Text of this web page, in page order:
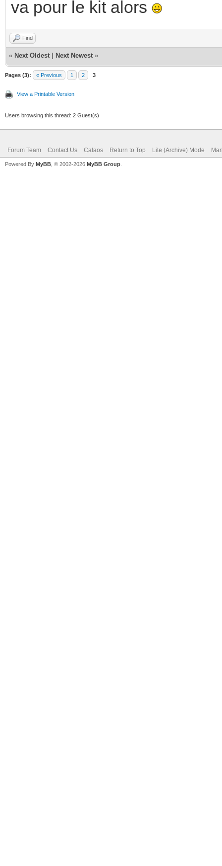
va pour le kit alors
Find
« Next Oldest Next Newest »
Pages (3): « Previous 1 2 3
View a Printable Version
Users browsing this thread: 2 Guest(s)
Forum Team Contact Us Calaos Return to Top Lite (Archive) Mode
Powered By MyBB , © 2002-2026 MyBB Group